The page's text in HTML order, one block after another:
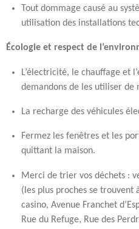
Tout dommage causé au
utilisation des installations
Écologie et respect de
L’électricité, le chauffage et
demandons de les utiliser de
La recharge des véhicules
Fermez les fenêtres et les
quittant la maison.
Merci de trier vos déchets :
(les plus proches se trouvent
casino, Avenue Franchet
Rue du Refuge, Rue des